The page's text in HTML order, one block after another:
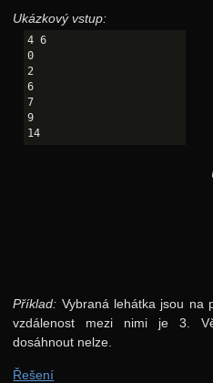
Ukázkový vstup:
4 6
0
2
6
7
9
14
Příklad: Vybraná lehátka jsou na
vzdálenost mezi nimi je 3.
dosáhnout nelze.
Řešení
13. ročník: 00/01
12. ročník: 99/00
11. ročník: 98/99
10. ročník: 97/98
4. ročník: 91/92
3. ročník: 90/91